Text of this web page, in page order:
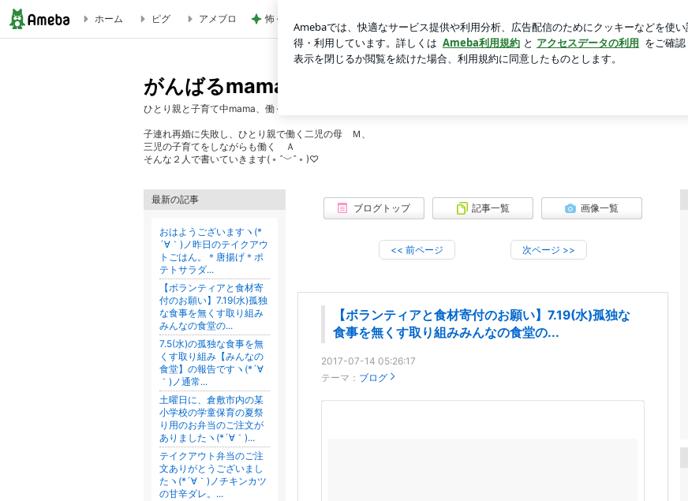
がんばるmamaを支援・応援します！<< familystep >> -2ページ目
ホーム ピグ アメブロ 怖くてしたことがない子どもの耳かき 新規登録
がんばるmamaを支援・応援します！<< familystep >>
ひとり親と子育て中mama、働くmamaを支援する団体ふぁみすてスタッフMとＡ子によるブログです。
子連れ再婚に失敗し、ひとり親で働く二児の母 Ｍ、
三児の子育てをしながらも働く Ａ
そんな２人で書いていきます(﹡ˆ﹀ˆ﹡)♡
ブログトップ 記事一覧 画像一覧
<< 前ページ 次ページ >>
【ボランティアと食材寄付のお願い】7.19(水)孤独な
食事を無くす取り組みみんなの食堂の...
2017-07-14 05:26:17
テーマ： ブログ
最新の記事
おはようございますヽ(*
´∀｀)ノ昨日のテイクアウ
トごはん。＊唐揚げ＊ポ
テトサラダ...
【ボランティアと食材寄
付のお願い】7.19(水)孤独
な食事を無くす取り組み
みんなの食堂の...
7.5(水)の孤独な食事を無
くす取り組み【みんなの
食堂】の報告ですヽ(*´∀
｀)ノ通常...
土曜日に、倉敷市内の某
小学校の学童保育の夏祭
り用のお弁当のご注文が
ありましたヽ(*´∀｀)...
テイクアウト弁当のご注
文ありがとうございまし
たヽ(*´∀｀)ノチキンカツ
の甘辛ダレ。...